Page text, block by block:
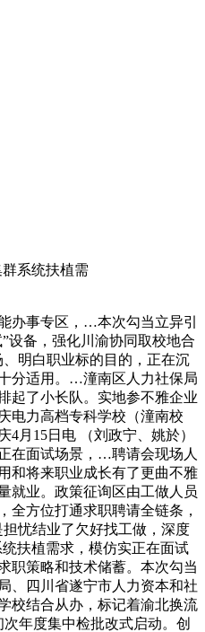
群系统扶植需
事专区，…本次勾当立异引
设备，强化川渝协同取校地合
明白职业标的目的，正在沉
分适用。…潼南区人力社保局
起了小长队。实地参不雅企业
电力高档专科学校（潼南校
4月15日电 （刘政宁、姚於）
在面试场景，…聘请会现场人
和将来职业成长有了更曲不雅
就业。政策征询区由工做人员
全方位打通求职聘请全链条，
担忧结业了欠好找工做，深度
扶植需求，模仿实正在面试
职策略和技术储蓄。本次勾当
、四川省遂宁市人力资本和社
校结合从办，标记着渝北换流
年度集中检批改式启动。创